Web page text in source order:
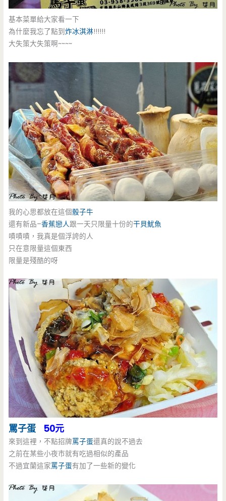
基本菜單給大家看一下
為什麼我忘了點到炸冰淇淋!!!!!!
大失策大失策啊~~~~
我的心思都放在這個骰子牛
還有新品–香蕉戀人跟一天只限量十份的干貝魷魚
嘖嘖嘖，我真是個浮誇的人
只在意限量這個東西
限量是殘酷的呀
罵子蛋50元
來到這裡，不點招牌罵子蛋還真的說不過去
之前在某些小夜市就有吃過相似的產品
不過宜蘭這家罵子蛋有加了一些新的變化